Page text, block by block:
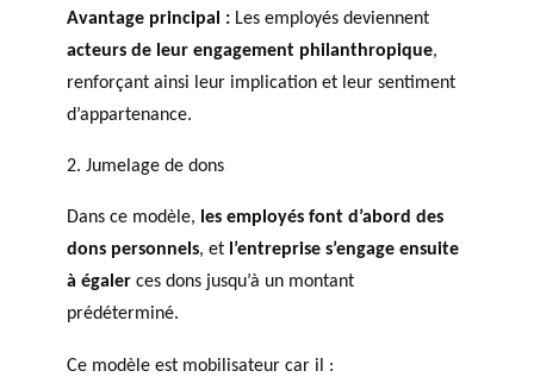
Avantage principal : Les employés deviennent
acteurs de leur engagement philanthropique,
renforçant ainsi leur implication et leur sentiment
d’appartenance.
2. Jumelage de dons
Dans ce modèle, les employés font d’abord des
dons personnels, et l’entreprise s’engage ensuite
à égaler ces dons jusqu’à un montant
prédéterminé.
Ce modèle est mobilisateur car il :